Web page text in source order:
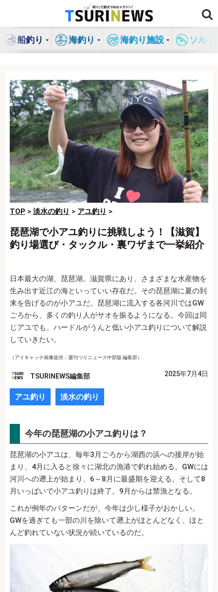
ン
船釣り 海釣り 海釣り施設 ソル
TOP > 淡水の釣り > アユ釣り >
琵琶湖で小アユ釣りに挑戦しよう！【滋賀】
釣り場選び・タックル・裏ワザまで一挙紹介
日本最大の湖、琵琶湖。滋賀県にあり、さまざまな水産物を
生み出す近江の海といっていい存在だ。その琵琶湖に夏の到
来を告げるのが小アユだ。琵琶湖に流入する各河川ではGW
ごろから、多くの釣り人がサオを振るようになる。今回は同
じアユでも、ハードルがうんと低い小アユ釣りについて解説
していきたい。
（アイキャッチ画像提供：週刊つりニュース中部版 編集部）
TSURINEWS編集部 2025年7月4日
アユ釣り 淡水の釣り
今年の琵琶湖の小アユ釣りは？
琵琶湖の小アユは、毎年3月ごろから湖西の浜への接岸が始
まり、4月に入ると徐々に湖北の漁港で釣れ始める。GWには
河川への遡上が始まり、6～8月に最盛期を迎える。そして8
月いっぱいで小アユ釣りは終了。9月からは禁漁となる。
これが例年のパターンだが、今年は少し様子がおかしい。
GWを過ぎても一部の川を除いて遡上がほとんどなく、ほと
んど釣れていない状況が続いているのだ。